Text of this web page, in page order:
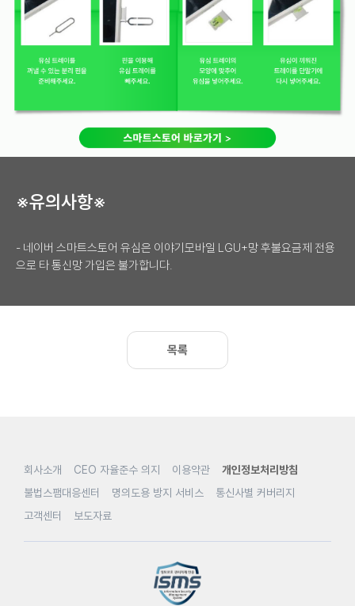
※유의사항※
- 네이버 스마트스토어 유심은 이야기모바일 LGU+망 후불요금제 전용
으로 타 통신망 가입은 불가합니다.
목록
회사소개 CEO 자율준수 의지 이용약관
개인정보처리방침
불법스팸대응센터
명의도용 방지 서비스
통신사별 커버리지
고객센터
보도자료